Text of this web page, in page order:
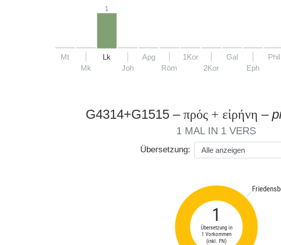
Mt
Mk
1
Lk
Joh
Apg
Röm
1Kor
2Kor
Gal
Eph
Phil
G4314+G1515 – πρός + εἰρήνη –
1 MAL IN 1 VERS
Übersetzung:
1
Übersetzung in
1 Vorkommen
(inkl. FN)